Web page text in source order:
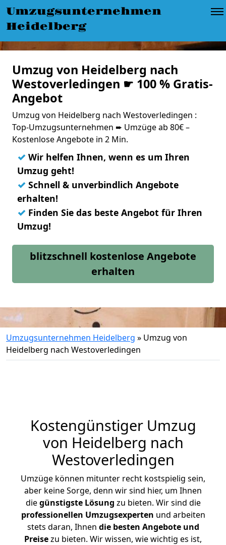
Umzugsunternehmen
Heidelberg
Umzug von Heidelberg nach
Westoverledingen ☛ 100 % Gratis-
Angebot
Umzug von Heidelberg nach Westoverledingen :
Top-Umzugsunternehmen ➨ Umzüge ab 80€ –
Kostenlose Angebote in 2 Min.
✓ Wir helfen Ihnen, wenn es um Ihren
Umzug geht!
✓ Schnell & unverbindlich Angebote
erhalten!
✓ Finden Sie das beste Angebot für Ihren
Umzug!
blitzschnell kostenlose Angebote
erhalten
Umzugsunternehmen Heidelberg » Umzug von
Heidelberg nach Westoverledingen
Kostengünstiger Umzug
von Heidelberg nach
Westoverledingen
Umzüge können mitunter recht kostspielig sein,
aber keine Sorge, denn wir sind hier, um Ihnen
diegünstigste Lösung zu bieten. Wir sind die
professionellen Umzugsexperten und arbeiten
stets daran, Ihnen die besten Angebote und
Preisezu bieten. Wir wissen, wie wichtig es ist,